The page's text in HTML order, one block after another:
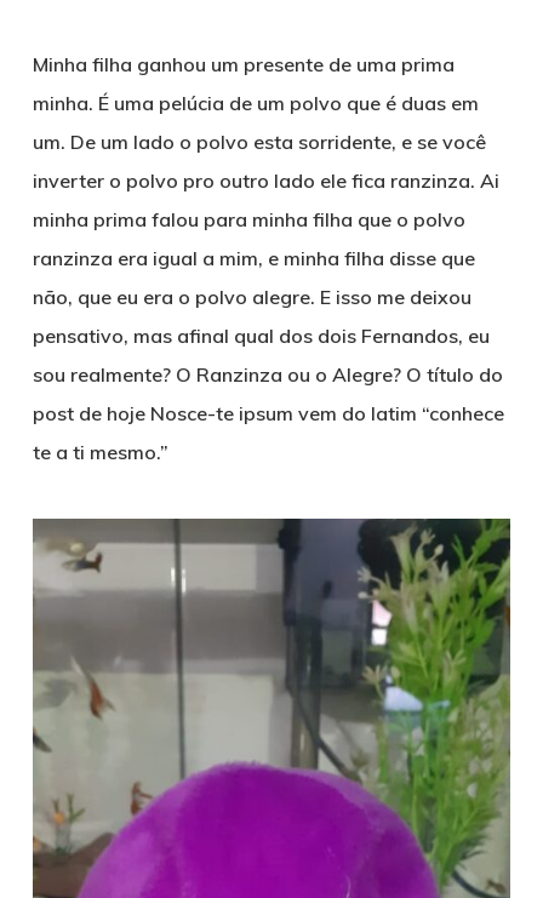
Minha filha ganhou um presente de uma prima
minha. É uma pelúcia de um polvo que é duas em
um. De um lado o polvo esta sorridente, e se você
inverter o polvo pro outro lado ele fica ranzinza. Ai
minha prima falou para minha filha que o polvo
ranzinza era igual a mim, e minha filha disse que
não, que eu era o polvo alegre. E isso me deixou
pensativo, mas afinal qual dos dois Fernandos, eu
sou realmente? O Ranzinza ou o Alegre? O título do
post de hoje Nosce-te ipsum vem do latim “conhece
te a ti mesmo.”